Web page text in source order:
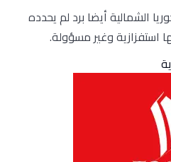
أيضا برد لم يحدده
استفزازية وغير مسؤولة.